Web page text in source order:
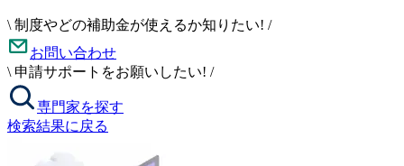
\ 制度やどの補助金が使えるか知りたい! /
お問い合わせ
\ 申請サポートをお願いしたい! /
専門家を探す
検索結果に戻る